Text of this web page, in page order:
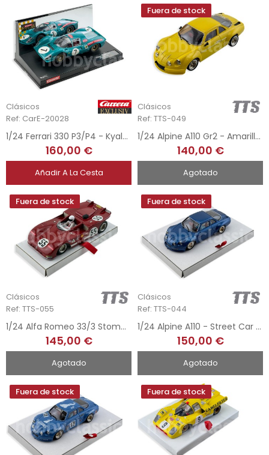
Clásicos
Ref: CarE-20028
1/24 Ferrari 330 P3/P4 - Kyalami 1967
160,00 €
Añadir A La Cesta
Fuera de stock
Clásicos
Ref: TTS-049
1/24 Alpine A110 Gr2 - Amarillo Road Car
140,00 €
Agotado
Fuera de stock
Clásicos
Ref: TTS-055
1/24 Alfa Romeo 33/3 Stommelen – Hezemans 1971
145,00 €
Agotado
Fuera de stock
Clásicos
Ref: TTS-044
1/24 Alpine A110 - Street Car Blue
150,00 €
Agotado
Fuera de stock Fuera de stock